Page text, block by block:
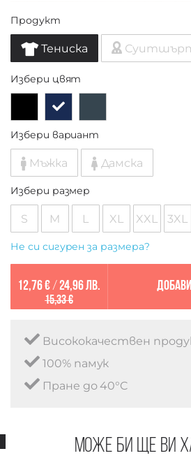
Продукт
Тениска
Избери цвят
Избери вариант
Мъжка Дамска
Избери размер
S M L XL XXL 3XL
Не си сигурен за размера?
12,76 €/ 24,96 лв.
15,33 €
Висококачествен
100% памук
Пране до 40°C
Може би ще ви